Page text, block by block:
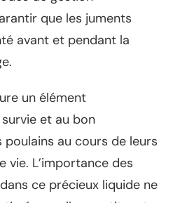
que les juments
avant et pendant la
un élément
survie et au bon
au cours de leurs
vie. L’importance des
ce précieux liquide ne